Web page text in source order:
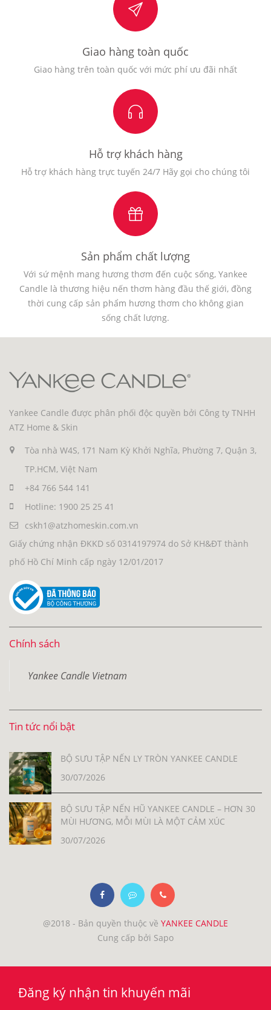
Giao hàng toàn quốc
Giao hàng trên toàn quốc với mức phí ưu đãi nhất
Hỗ trợ khách hàng
Hỗ trợ khách hàng trực tuyến 24/7 Hãy gọi cho chúng tôi
Sản phẩm chất lượng
Với sứ mệnh mang hương thơm đến cuộc sống, Yankee
Candle là thương hiệu nến thơm hàng đầu thế giới, đồng
thời cung cấp sản phẩm hương thơm cho không gian
sống chất lượng.
Yankee Candle được phân phối độc quyền bởi Công ty TNHH
ATZ Home & Skin
Tòa nhà W4S, 171 Nam Kỳ Khởi Nghĩa, Phường 7, Quận 3,
TP.HCM, Việt Nam
+84 766 544 141
Hotline: 1900 25 25 41
cskh1@atzhomeskin.com.vn
Giấy chứng nhận ĐKKD số 0314197974 do Sở KH&ĐT thành
phố Hồ Chí Minh cấp ngày 12/01/2017
Chính sách
Yankee Candle Vietnam
Tin tức nổi bật
BỘ SƯU TẬP NẾN LY TRÒN YANKEE CANDLE
30/07/2026
BỘ SƯU TẬP NẾN HŨ YANKEE CANDLE – HƠN 30
MÙI HƯƠNG, MỖI MÙI LÀ MỘT CẢM XÚC
30/07/2026
@2018 - Bản quyền thuộc về YANKEE CANDLE
Cung cấp bởi Sapo
Đăng ký nhận tin khuyến mãi